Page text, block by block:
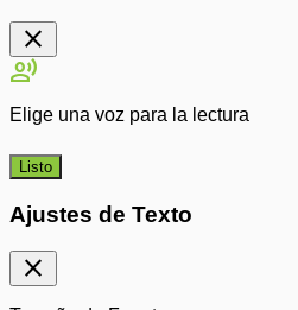
close
record_voice_over
Elige una voz para la lectura
Listo
Ajustes de Texto
close